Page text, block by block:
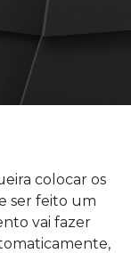
colocar os
ser feito um
vai fazer